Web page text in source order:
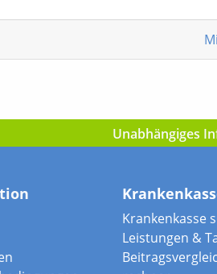
Unabhängiges
Krankenkasse
Leistungen &